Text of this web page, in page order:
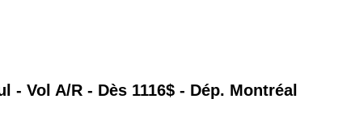
Vol A/R - Dès 1116$ - Dép. Montréal